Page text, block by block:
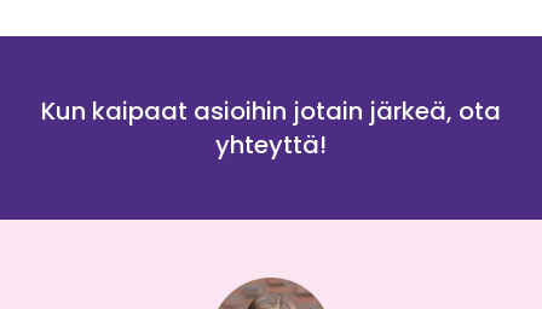
Kun kaipaat asioihin jotain järkeä, ota
yhteyttä!